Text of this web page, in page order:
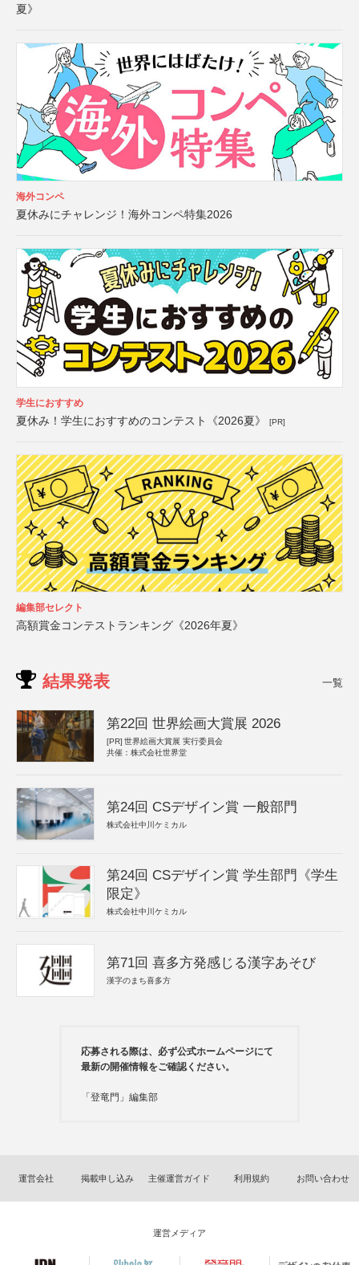
夏》
海外コンペ
夏休みにチャレンジ！海外コンペ特集2026
学生におすすめ
夏休み！学生におすすめのコンテスト《2026夏》 [PR]
編集部セレクト
高額賞金コンテストランキング《2026年夏》
結果発表 一覧
第22回 世界絵画大賞展 2026
[PR] 世界絵画大賞展 実行委員会
共催：株式会社世界堂
第24回 CSデザイン賞 一般部門
株式会社中川ケミカル
第24回 CSデザイン賞 学生部門《学生
限定》
株式会社中川ケミカル
第71回 喜多方発感じる漢字あそび
漢字のまち喜多方
応募される際は、必ず公式ホームページにて
最新の開催情報をご確認ください。
「登竜門」編集部
運営会社 掲載申し込み 主催運営ガイド 利用規約 お問い合わせ
運営メディア